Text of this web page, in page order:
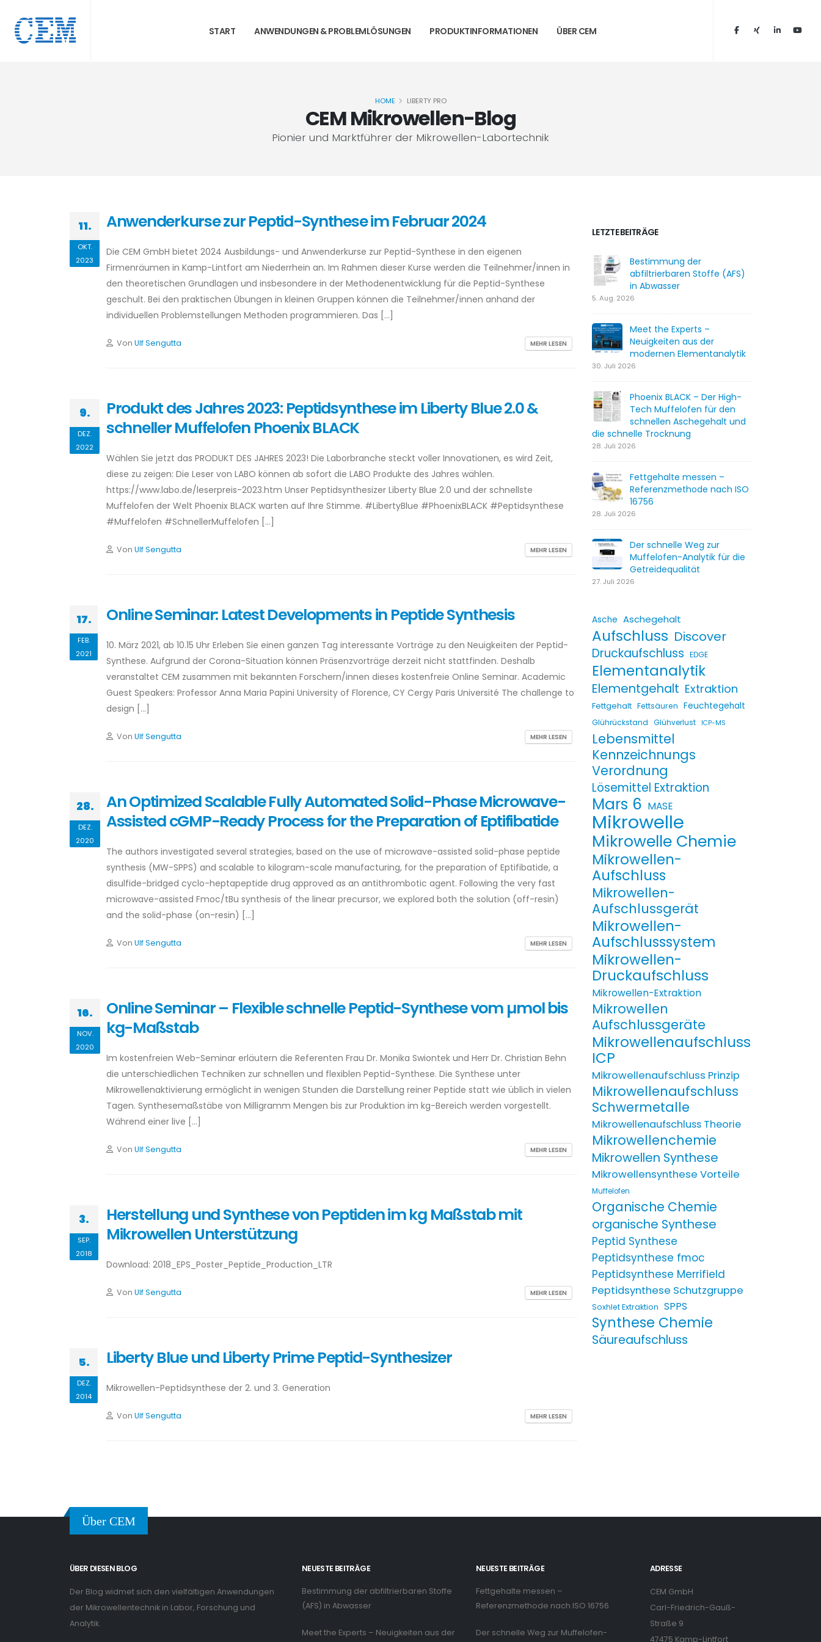
START ANWENDUNGEN & PROBLEMLÖSUNGEN PRODUKTINFORMATIONEN ÜBER CEM
CEM Mikrowellen-Blog
Pionier und Marktführer der Mikrowellen-Labortechnik
HOME LIBERTY PRO
LETZTE BEITRÄGE
Bestimmung der
abfiltrierbaren Stoffe (AFS)
in Abwasser
5. Aug. 2026
Meet the Experts –
Neuigkeiten aus der
modernen Elementanalytik
30. Juli 2026
Phoenix BLACK – Der High-
Tech Muffelofen für den
schnellen Aschegehalt und
die schnelle Trocknung
28. Juli 2026
Fettgehalte messen –
Referenzmethode nach ISO
16756
28. Juli 2026
Der schnelle Weg zur
Muffelofen-Analytik für die
Getreidequalität
27. Juli 2026
Asche Aschegehalt
Aufschluss Discover
Druckaufschluss EDGE
Elementanalytik
Elementgehalt Extraktion
Fettgehalt Fettsäuren Feuchtegehalt
Glührückstand Glühverlust ICP-MS
Lebensmittel
Kennzeichnungs
Verordnung
Lösemittel Extraktion
Mars 6 MASE
Mikrowelle
Mikrowelle Chemie
Mikrowellen-
Aufschluss
Mikrowellen-
Aufschlussgerät
Mikrowellen-
Aufschlusssystem
Mikrowellen-
Druckaufschluss
Mikrowellen-Extraktion
Mikrowellen
Aufschlussgeräte
Mikrowellenaufschluss
ICP
Mikrowellenaufschluss Prinzip
Mikrowellenaufschluss
Schwermetalle
Mikrowellenaufschluss Theorie
Mikrowellenchemie
Mikrowellen Synthese
Mikrowellensynthese Vorteile
Muffelofen
Organische Chemie
organische Synthese
Peptid Synthese
Peptidsynthese fmoc
Peptidsynthese Merrifield
Peptidsynthese Schutzgruppe
Soxhlet Extraktion SPPS
Synthese Chemie
Säureaufschluss
11.
OKT.
2023
Anwenderkurse zur Peptid-Synthese im Februar 2024
Die CEM GmbH bietet 2024 Ausbildungs- und Anwenderkurse zur Peptid-Synthese in den eigenen
Firmenräumen in Kamp-Lintfort am Niederrhein an. Im Rahmen dieser Kurse werden die Teilnehmer/innen in
den theoretischen Grundlagen und insbesondere in der Methodenentwicklung für die Peptid-Synthese
geschult. Bei den praktischen Übungen in kleinen Gruppen können die Teilnehmer/innen anhand der
individuellen Problemstellungen Methoden programmieren. Das […]
Von Ulf Sengutta MEHR LESEN
9.
DEZ.
2022
Produkt des Jahres 2023: Peptidsynthese im Liberty Blue 2.0 &
schneller Muffelofen Phoenix BLACK
Wählen Sie jetzt das PRODUKT DES JAHRES 2023! Die Laborbranche steckt voller Innovationen, es wird Zeit,
diese zu zeigen: Die Leser von LABO können ab sofort die LABO Produkte des Jahres wählen.
https://www.labo.de/leserpreis-2023.htm Unser Peptidsynthesizer Liberty Blue 2.0 und der schnellste
Muffelofen der Welt Phoenix BLACK warten auf Ihre Stimme. #LibertyBlue #PhoenixBLACK #Peptidsynthese
#Muffelofen #SchnellerMuffelofen […]
Von Ulf Sengutta MEHR LESEN
17.
FEB.
2021
Online Seminar: Latest Developments in Peptide Synthesis
10. März 2021, ab 10.15 Uhr Erleben Sie einen ganzen Tag interessante Vorträge zu den Neuigkeiten der Peptid-
Synthese. Aufgrund der Corona-Situation können Präsenzvorträge derzeit nicht stattfinden. Deshalb
veranstaltet CEM zusammen mit bekannten Forschern/innen dieses kostenfreie Online Seminar. Academic
Guest Speakers: Professor Anna Maria Papini University of Florence, CY Cergy Paris Université The challenge to
design […]
Von Ulf Sengutta MEHR LESEN
28.
DEZ.
2020
An Optimized Scalable Fully Automated Solid-Phase Microwave-
Assisted cGMP-Ready Process for the Preparation of Eptifibatide
The authors investigated several strategies, based on the use of microwave-assisted solid-phase peptide
synthesis (MW-SPPS) and scalable to kilogram-scale manufacturing, for the preparation of Eptifibatide, a
disulfide-bridged cyclo-heptapeptide drug approved as an antithrombotic agent. Following the very fast
microwave-assisted Fmoc/tBu synthesis of the linear precursor, we explored both the solution (off-resin)
and the solid-phase (on-resin) […]
Von Ulf Sengutta MEHR LESEN
16.
NOV.
2020
Online Seminar – Flexible schnelle Peptid-Synthese vom µmol bis
kg-Maßstab
Im kostenfreien Web-Seminar erläutern die Referenten Frau Dr. Monika Swiontek und Herr Dr. Christian Behn
die unterschiedlichen Techniken zur schnellen und flexiblen Peptid-Synthese. Die Synthese unter
Mikrowellenaktivierung ermöglicht in wenigen Stunden die Darstellung reiner Peptide statt wie üblich in vielen
Tagen. Synthesemaßstäbe von Milligramm Mengen bis zur Produktion im kg-Bereich werden vorgestellt.
Während einer live […]
Von Ulf Sengutta MEHR LESEN
3.
SEP.
2018
Herstellung und Synthese von Peptiden im kg Maßstab mit
Mikrowellen Unterstützung
Download: 2018_EPS_Poster_Peptide_Production_LTR
Von Ulf Sengutta MEHR LESEN
5.
DEZ.
2014
Liberty Blue und Liberty Prime Peptid-Synthesizer
Mikrowellen-Peptidsynthese der 2. und 3. Generation
Von Ulf Sengutta MEHR LESEN
Über CEM
ÜBER DIESEN BLOG
Der Blog widmet sich den vielfältigen Anwendungen
der Mikrowellentechnik in Labor, Forschung und
Analytik.
NEUESTE BEITRÄGE
Bestimmung der abfiltrierbaren Stoffe
(AFS) in Abwasser
Meet the Experts – Neuigkeiten aus der
NEUESTE BEITRÄGE
Fettgehalte messen –
Referenzmethode nach ISO 16756
Der schnelle Weg zur Muffelofen-
ADRESSE
CEM GmbH
Carl-Friedrich-Gauß-
Straße 9
47475 Kamp-Lintfort